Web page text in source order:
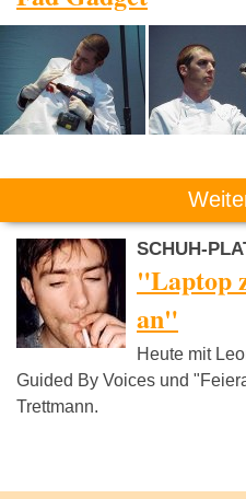
SCHUH-
"Laptop
an"
Heute mit
Guided By Voices und
Trettmann.